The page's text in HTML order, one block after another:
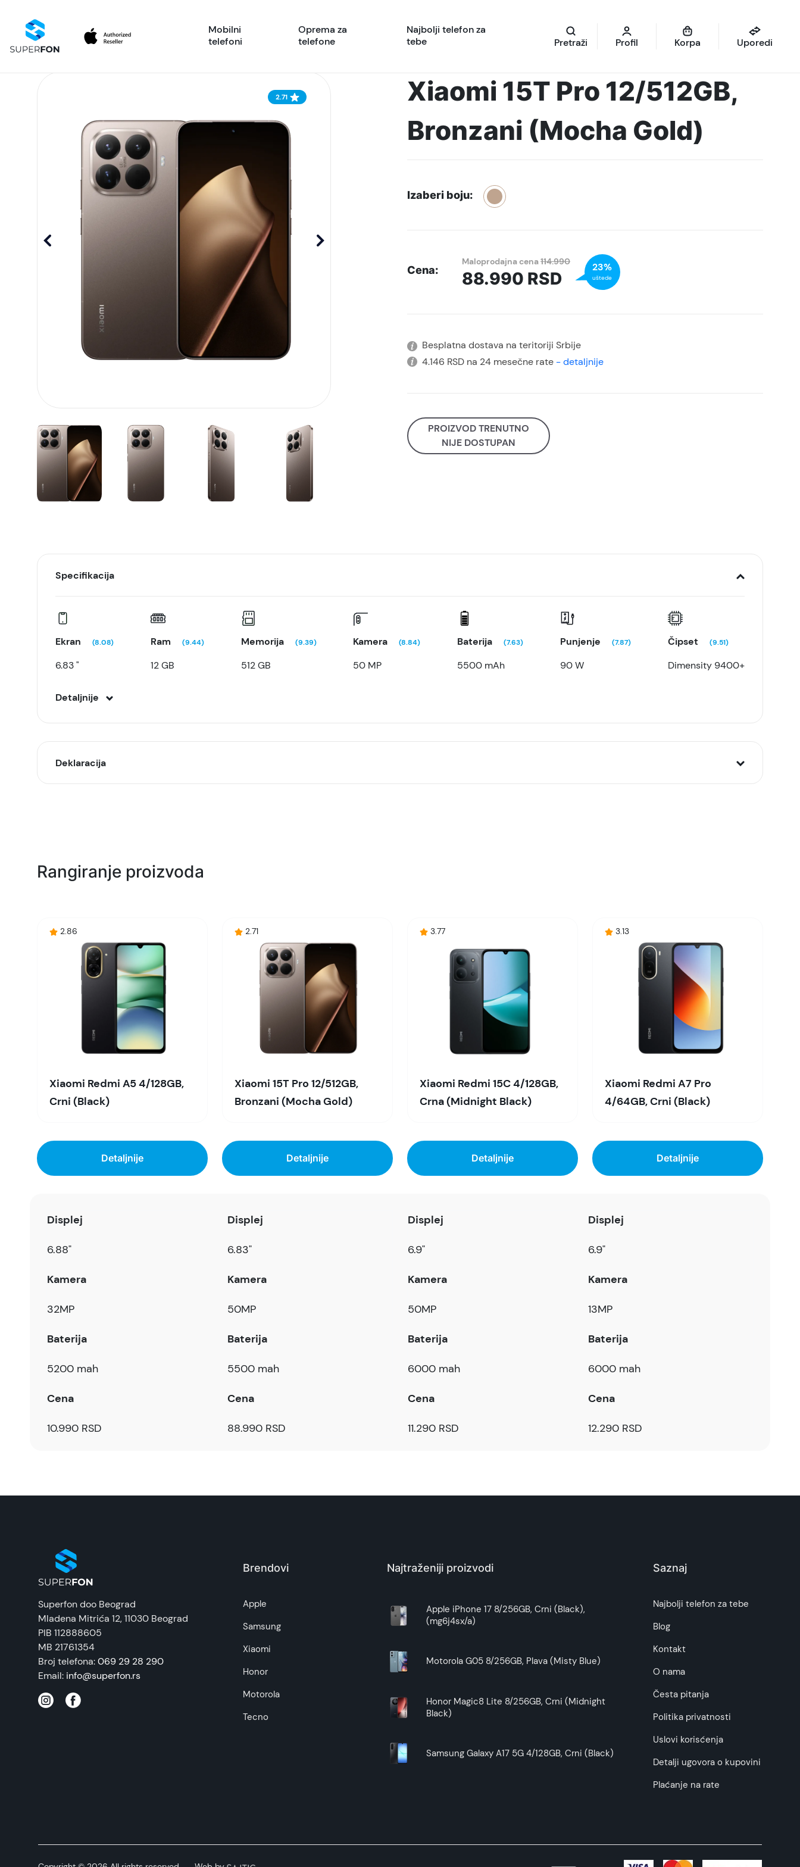
Mobilni
telefoni
Oprema za
telefone
Najbolji telefon za
tebe
Pretraži Profil Korpa Uporedi
2.71
Xiaomi 15T Pro 12/512GB,
Bronzani (Mocha Gold)
Izaberi boju:
Cena:
Maloprodajna cena114.990
88.990 RSD
23%
uštede
Besplatna dostava na teritoriji Srbije
4.146 RSD na 24 mesečne rate- detaljnije
PROIZVOD TRENUTNO
NIJE DOSTUPAN
Specifikacija
Ekran (8.08)
6.83 "
Ram (9.44)
12 GB
Memorija (9.39)
512 GB
Kamera (8.84)
50 MP
Baterija (7.63)
5500 mAh
Punjenje (7.87)
90 W
Čipset (9.51)
Dimensity 9400+
Detaljnije
Deklaracija
Uvoznik:
Prava potrošača:
Zagarantovana sva prava kupaca po osnovu zakona o zaštiti potrošača. Detaljnije o ugovoru na daljinu,
uslove reklamacije i povrata pročitajte -ovde
Superfon doo se trudi da informacije i fotografije artikala budu što tačnije i detaljnije ali ne može da
garantuje da su svi podaci apsolutno ispravni.
Rangiranje proizvoda
2.86
Xiaomi Redmi A5 4/128GB,
Crni (Black)
2.71
Xiaomi 15T Pro 12/512GB,
Bronzani (Mocha Gold)
3.77
Xiaomi Redmi 15C 4/128GB,
Crna (Midnight Black)
3.13
Xiaomi Redmi A7 Pro
4/64GB, Crni (Black)
Detaljnije Detaljnije Detaljnije Detaljnije
Displej
6.88"
Kamera
32MP
Baterija
5200 mah
Cena
10.990 RSD
Displej
6.83"
Kamera
50MP
Baterija
5500 mah
Cena
88.990 RSD
Displej
6.9"
Kamera
50MP
Baterija
6000 mah
Cena
11.290 RSD
Displej
6.9"
Kamera
13MP
Baterija
6000 mah
Cena
12.290 RSD
Superfon doo Beograd
Mladena Mitrića 12, 11030 Beograd
PIB 112888605
MB 21761354
Broj telefona:069 29 28 290
Email: info@superfon.rs
Brendovi
Apple
Samsung
Xiaomi
Honor
Motorola
Tecno
Najtraženiji proizvodi
Apple iPhone 17 8/256GB, Crni (Black),
(mg6j4sx/a)
Motorola G05 8/256GB, Plava (Misty Blue)
Honor Magic8 Lite 8/256GB, Crni (Midnight
Black)
Samsung Galaxy A17 5G 4/128GB, Crni (Black)
Saznaj
Najbolji telefon za tebe
Blog
Kontakt
O nama
Česta pitanja
Politika privatnosti
Uslovi korisćenja
Detalji ugovora o kupovini
Plaćanje na rate